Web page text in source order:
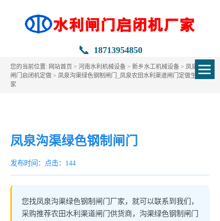
📞 18713954850
您的当前位置: 网站首页 >河南水利机械设备 >新乡水工机械设备 > 凤泉水利
闸门启闭机定做 > 凤泉沟渠绿色钢制闸门_凤泉农田水利渠道闸门定做生产厂
家
凤泉沟渠绿色钢制闸门
发布时间： 点击：144
您找凤泉沟渠绿色钢制闸门厂家，就可以联系到我们，
采购推荐农田水利渠道闸门供货商，沟渠绿色钢制闸门